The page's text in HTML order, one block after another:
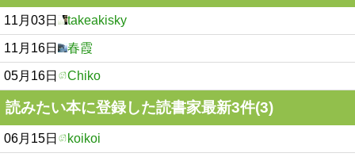
11月03日 takeakisky
11月16日 春霞
05月16日 Chiko
読みたい本に登録した読書家最新3件(3)
06月15日 koikoi